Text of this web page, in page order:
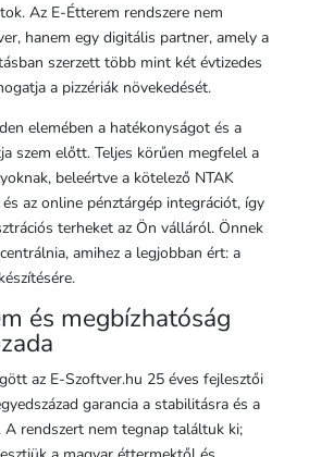
Az E-Étterem rendszere nem
hanem egy digitális partner, amely a
szerzett több mint két évtizedes
a pizzériák növekedését.
elemében a hatékonyságot és a
szem előtt. Teljes körűen megfelel a
beleértve a kötelező NTAK
az online pénztárgép integrációt, így
terheket az Ön válláról. Önnek
amihez a legjobban ért: a
és megbízhatóság
az E-Szoftver.hu 25 éves fejlesztői
garancia a stabilitásra és a
A rendszert nem tegnap találtuk ki;